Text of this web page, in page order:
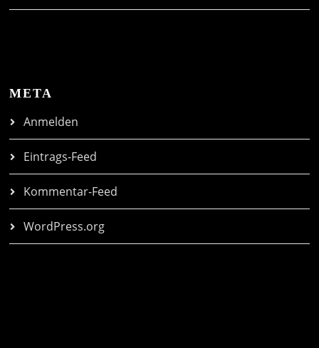
META
Anmelden
Eintrags-Feed
Kommentar-Feed
WordPress.org